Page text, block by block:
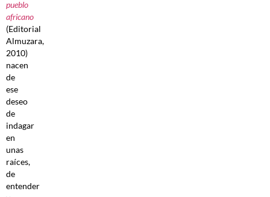
pueblo
africano
(Editorial
Almuzara,
2010)
nacen
de
ese
deseo
de
indagar
en
unas
raíces,
de
entender